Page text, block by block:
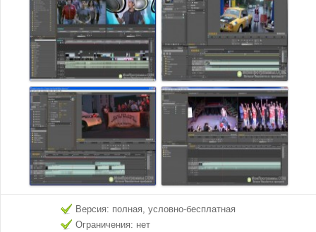
Версия: полная, условно-бесплатная
Ограничения: нет